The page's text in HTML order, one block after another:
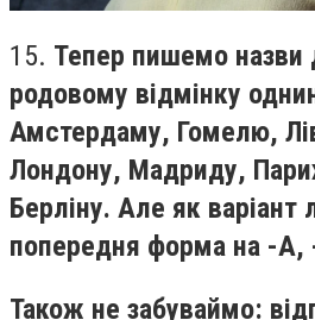
15. Тепер пишемо назви
родовому відмінку
Амстердаму, Гомелю,
Лондону, Мадриду,
Берліну. Але як варіант
попередня форма на -А,
Також не забуваймо: